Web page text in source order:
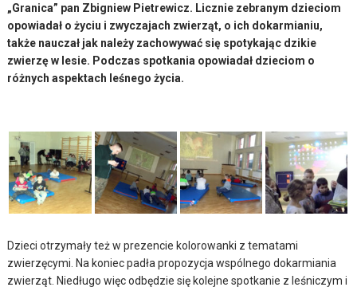
„Granica” pan Zbigniew Pietrewicz. Licznie zebranym dzieciom
opowiadał o życiu i zwyczajach zwierząt, o ich dokarmianiu,
także nauczał jak należy zachowywać się spotykając dzikie
zwierzę w lesie. Podczas spotkania opowiadał dzieciom o
różnych aspektach leśnego życia.
Dzieci otrzymały też w prezencie kolorowanki z tematami
zwierzęcymi. Na koniec padła propozycja wspólnego dokarmiania
zwierząt. Niedługo więc odbędzie się kolejne spotkanie z leśniczym i